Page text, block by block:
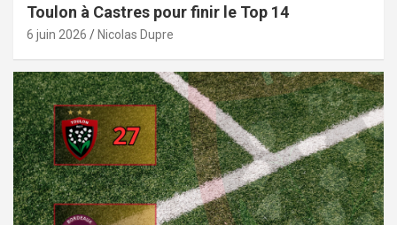
Toulon à Castres pour finir le Top 14
6 juin 2026 Nicolas Dupre